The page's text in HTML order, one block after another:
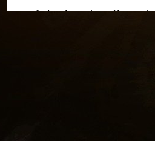
Bref, le titre de séjour